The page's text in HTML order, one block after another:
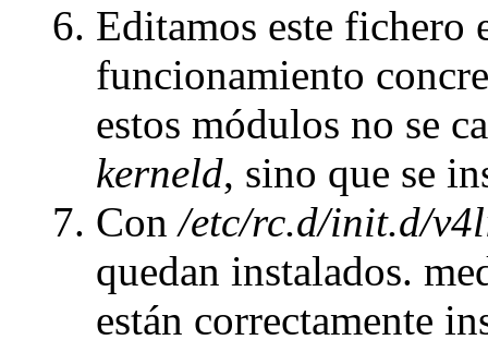
Editamos este fichero
funcionamiento
estos módulos no se
kerneld, sino que se
Con/etc/rc.d/init.d/
quedan instalados.
están correctamente